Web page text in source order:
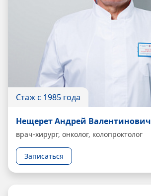
Стаж с 1985 года
Нещерет Андрей Валентинович
врач-хирург, онколог, колопроктолог
Записаться